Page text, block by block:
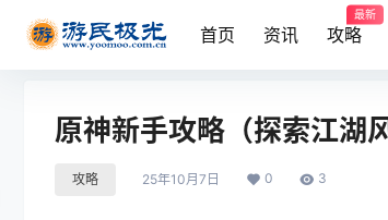
首页 资讯 攻略
最新
原神新手攻略（探索江湖
攻略 25年10月7日 0 3